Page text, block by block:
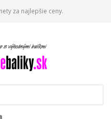
za najlepšie ceny.